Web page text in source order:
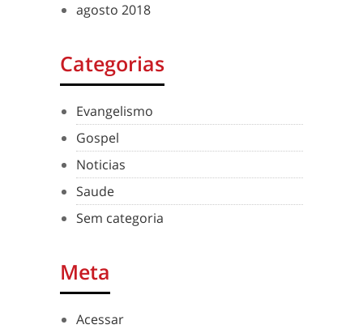
agosto 2018
Categorias
Evangelismo
Gospel
Noticias
Saude
Sem categoria
Meta
Acessar